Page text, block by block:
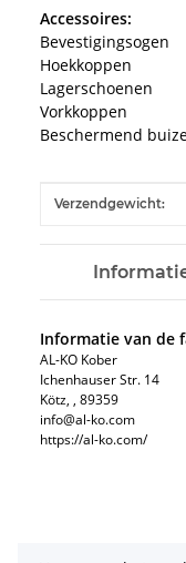
Accessoires:
Bevestigingsogen
Hoekkoppen
Lagerschoenen
Vorkkoppen
Beschermend
Verzendgewicht:
Informatie van de
AL-KO Kober
Ichenhauser Str. 14
Kötz, , 89359
info@al-ko.com
https://al-ko.com/